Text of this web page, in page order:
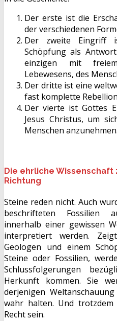
Der erste ist die
der verschiedenen
Der zweite Eingriff
Schöpfung als
einzigen mit
Lebewesens, des
Der dritte ist eine
fast komplette
Der vierte ist Gottes
Jesus Christus, um
Menschen anzunehmen.
Die ehrliche
Richtung
Steine reden nicht. Auch
beschrifteten Fossilien
innerhalb einer gewissen
interpretiert werden.
Geologen und einem
Steine oder Fossilien,
Schlussfolgerungen
Herkunft kommen. Sie
derjenigen
wahr halten. Und
Recht sein.